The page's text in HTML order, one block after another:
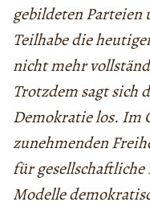
gebildeten
Teilhabe die
nicht mehr
Trotzdem sagt sich
Demokratie los. Im
zunehmenden
für
Modelle